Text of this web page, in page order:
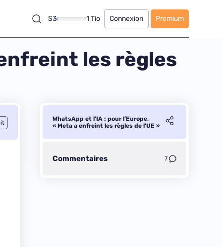
S3 1 Tio Connexion Premium
les règles
WhatsApp et l’IA : pour l’Europe,
« Meta a enfreint les règles de l’UE »
Commentaires 7